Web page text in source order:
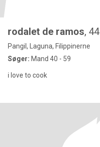
rodalet de ramos, 44
Pangil, Laguna, Filippinerne
Søger: Mand 40 - 59
i love to cook